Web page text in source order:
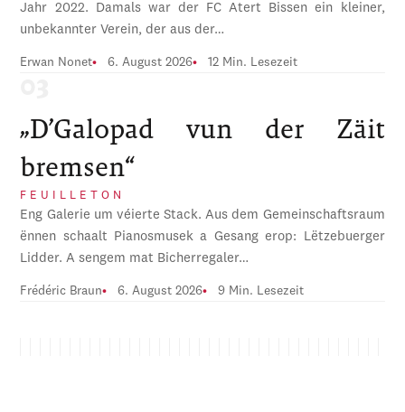
Jahr 2022. Damals war der FC Atert Bissen ein kleiner,
unbekannter Verein, der aus der…
Erwan Nonet 6. August 2026 12 Min. Lesezeit
„D’Galopad vun der Zäit
bremsen“
FEUILLETON
Eng Galerie um véierte Stack. Aus dem Gemeinschaftsraum
ënnen schaalt Pianosmusek a Gesang erop: Lëtzebuerger
Lidder. A sengem mat Bicherregaler…
Frédéric Braun 6. August 2026 9 Min. Lesezeit